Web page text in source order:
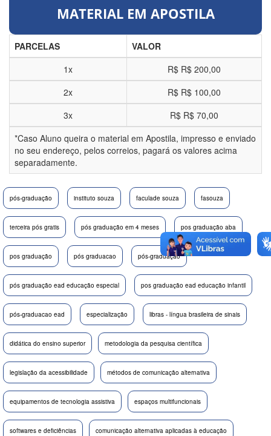
MATERIAL EM APOSTILA
PARCELAS
VALOR
1x
R$ R$ 200,00
2x
R$ R$ 100,00
3x
R$ R$ 70,00
*Caso Aluno queira o material em Apostila, impresso e enviado
no seu endereço, pelos correios, pagará os valores acima
separadamente.
pós-graduação instituto souza faculade souza fasouza
terceira pós gratis pós graduação em 4 meses pos graduação aba
pos graduação pós graduacao pós-graduação
pós graduação ead educação especial pos graduação ead educação infantil
pós-graduacao ead especialização libras - língua brasileira de sinais
didática do ensino superior metodologia da pesquisa científica
legislação da acessibilidade métodos de comunicação alternativa
equipamentos de tecnologia assistiva espaços multifuncionais
softwares e deficiências comunicação alternativa aplicadas à educação